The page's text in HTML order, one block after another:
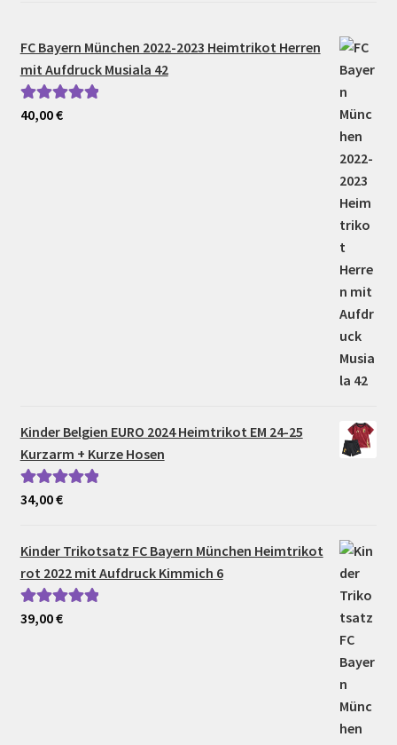
FC Bayern München 2022-2023 Heimtrikot Herren
mit Aufdruck Musiala 42
Bewertet mit
40,00€
Kinder Belgien EURO 2024 Heimtrikot EM 24-25
Kurzarm + Kurze Hosen
Bewertet mit
34,00€
Kinder Trikotsatz FC Bayern München Heimtrikot
rot 2022 mit Aufdruck Kimmich 6
Bewertet mit
39,00€